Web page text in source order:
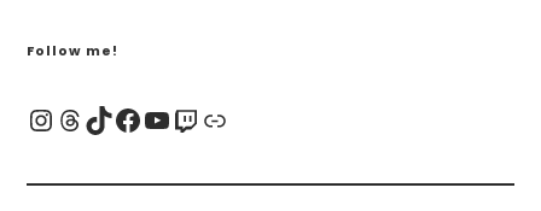
Follow me!